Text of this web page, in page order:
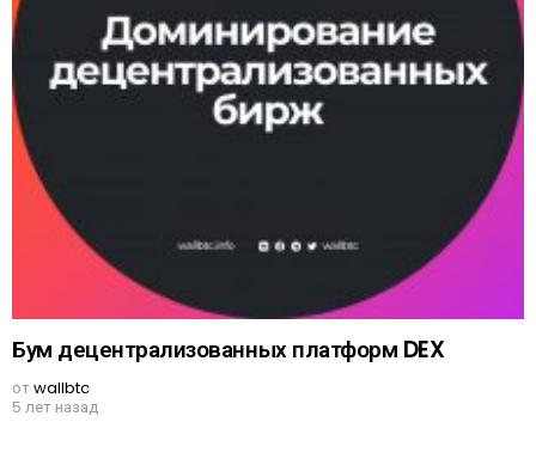
Бум децентрализованных платформ DEX
отwallbtc
5 лет назад